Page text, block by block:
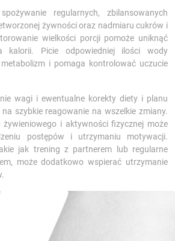
regularnych, zbilansowanych
żywności oraz nadmiaru cukrów i
wielkości porcji pomoże uniknąć
kalorii. Picie odpowiedniej ilości wody
i pomaga kontrolować uczucie
wagi i ewentualne korekty diety i planu
szybkie reagowanie na wszelkie zmiany.
żywieniowego i aktywności fizycznej może
postępów i utrzymaniu motywacji.
jak trening z partnerem lub regularne
może dodatkowo wspierać utrzymanie